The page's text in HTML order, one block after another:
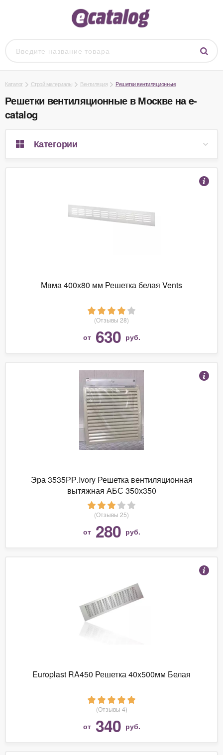
Каталог Строй материалы Вентиляция Решетки вентиляционные
Решетки вентиляционные в Москве на e-
catalog
Категории
Мвма 400х80 мм Решетка белая Vents
(Отзывы 28)
от 630 руб.
Эра 3535РР.Ivory Решетка вентиляционная
вытяжная АБС 350х350
(Отзывы 25)
от 280 руб.
Europlast RA450 Решетка 40х500мм Белая
(Отзывы 4)
от 340 руб.